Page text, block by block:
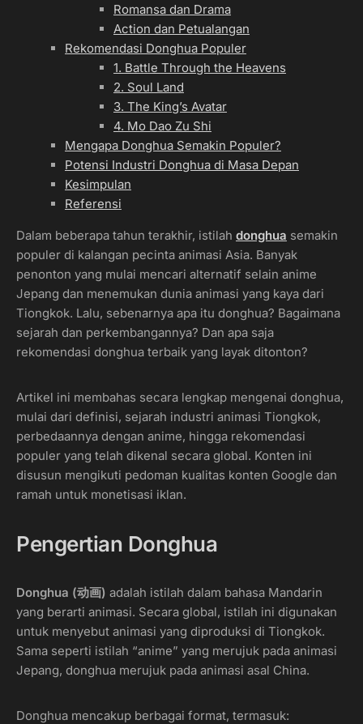
Romansa dan Drama
Action dan Petualangan
Rekomendasi Donghua Populer
1. Battle Through the Heavens
2. Soul Land
3. The King’s Avatar
4. Mo Dao Zu Shi
Mengapa Donghua Semakin Populer?
Potensi Industri Donghua di Masa Depan
Kesimpulan
Referensi
Dalam beberapa tahun terakhir, istilah donghua semakin
populer di kalangan pecinta animasi Asia. Banyak
penonton yang mulai mencari alternatif selain anime
Jepang dan menemukan dunia animasi yang kaya dari
Tiongkok. Lalu, sebenarnya apa itu donghua? Bagaimana
sejarah dan perkembangannya? Dan apa saja
rekomendasi donghua terbaik yang layak ditonton?
Artikel ini membahas secara lengkap mengenai donghua,
mulai dari definisi, sejarah industri animasi Tiongkok,
perbedaannya dengan anime, hingga rekomendasi
populer yang telah dikenal secara global. Konten ini
disusun mengikuti pedoman kualitas konten Google dan
ramah untuk monetisasi iklan.
Pengertian Donghua
Donghua (动画) adalah istilah dalam bahasa Mandarin
yang berarti animasi. Secara global, istilah ini digunakan
untuk menyebut animasi yang diproduksi di Tiongkok.
Sama seperti istilah “anime” yang merujuk pada animasi
Jepang, donghua merujuk pada animasi asal China.
Donghua mencakup berbagai format, termasuk: